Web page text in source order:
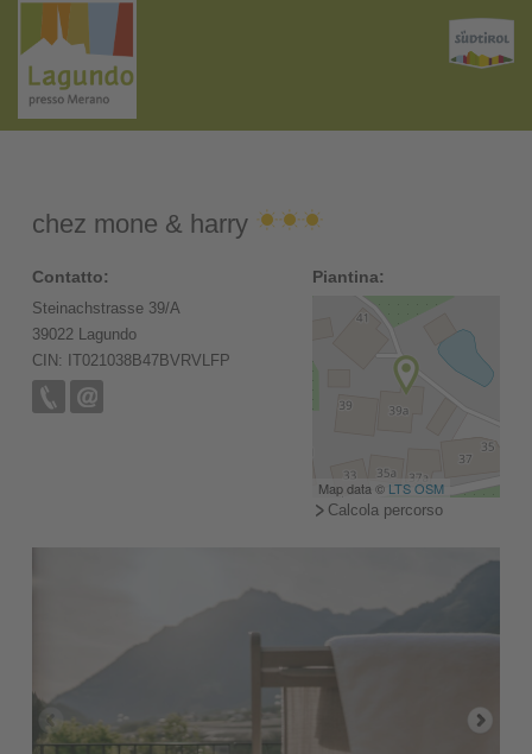
chez mone & harry
Contatto:
Steinachstrasse 39/A
39022 Lagundo
CIN: IT021038B47BVRVLFP
Piantina:
Map data © LTS OSM
Calcola percorso